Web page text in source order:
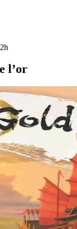
l’or